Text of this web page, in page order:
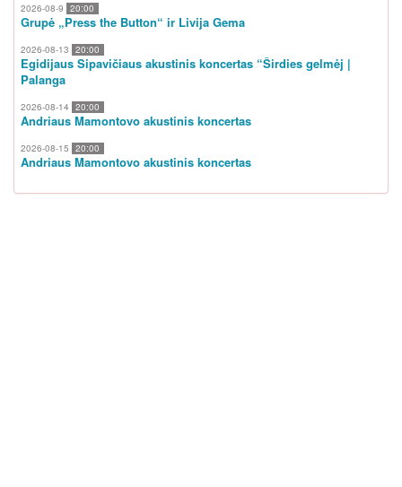
2026-08-9 20:00
Grupė „Press the Button“ ir Livija Gema
2026-08-13 20:00
Egidijaus Sipavičiaus akustinis koncertas “Širdies gelmėj |
Palanga
2026-08-14 20:00
Andriaus Mamontovo akustinis koncertas
2026-08-15 20:00
Andriaus Mamontovo akustinis koncertas